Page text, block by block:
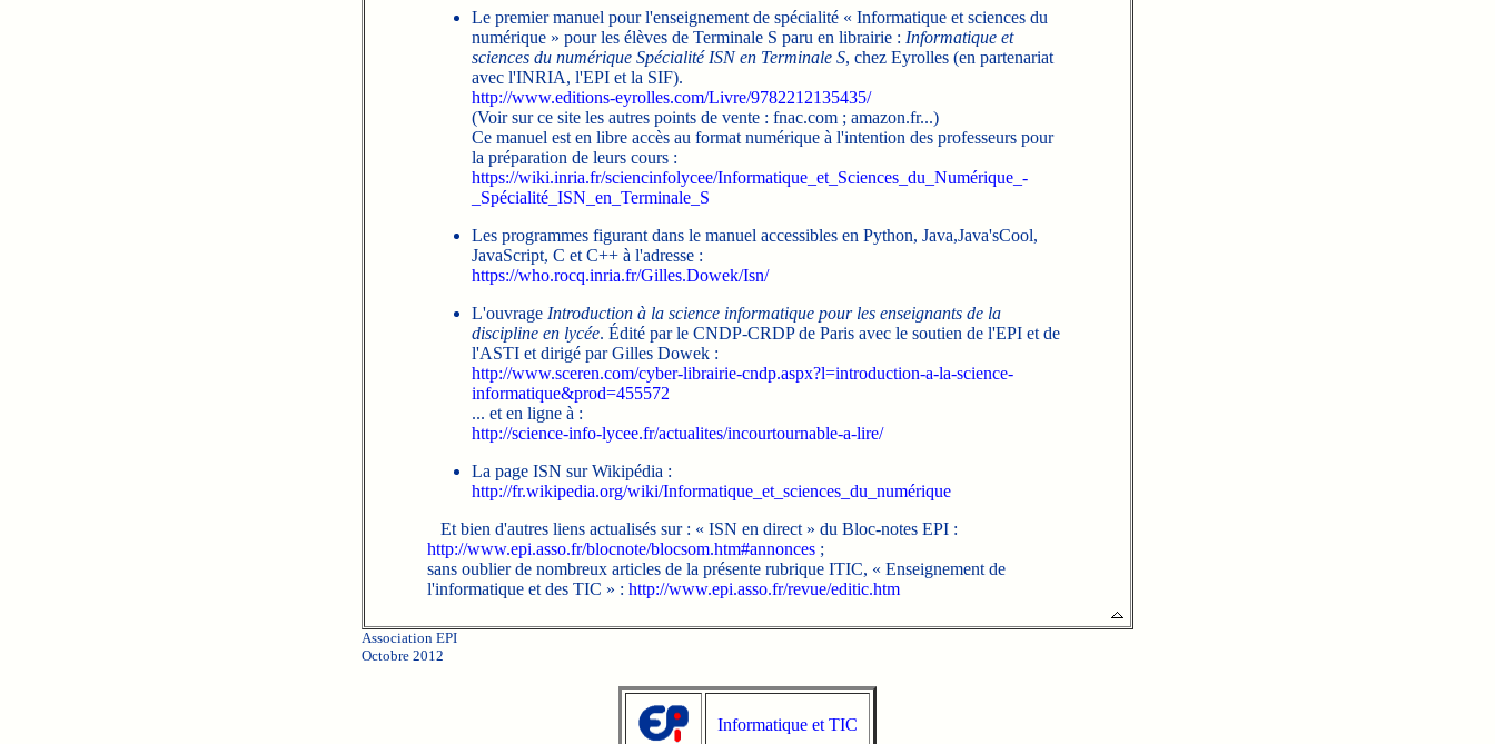
Le premier manuel pour l'enseignement de spécialité « Informatique et sciences du
numérique » pour les élèves de Terminale S paru en librairie : Informatique et
sciences du numérique Spécialité ISN en Terminale S, chez Eyrolles (en partenariat
avec l'INRIA, l'EPI et la SIF).
http://www.editions-eyrolles.com/Livre/9782212135435/
(Voir sur ce site les autres points de vente : fnac.com ; amazon.fr...)
Ce manuel est en libre accès au format numérique à l'intention des professeurs pour
la préparation de leurs cours :
https://wiki.inria.fr/sciencinfolycee/Informatique_et_Sciences_du_Numérique_-
_Spécialité_ISN_en_Terminale_S
Les programmes figurant dans le manuel accessibles en Python, Java,Java'sCool,
JavaScript, C et C++ à l'adresse :
https://who.rocq.inria.fr/Gilles.Dowek/Isn/
L'ouvrage Introduction à la science informatique pour les enseignants de la
discipline en lycée. Édité par le CNDP-CRDP de Paris avec le soutien de l'EPI et de
l'ASTI et dirigé par Gilles Dowek :
http://www.sceren.com/cyber-librairie-cndp.aspx?l=introduction-a-la-science-
informatique&prod=455572
... et en ligne à :
http://science-info-lycee.fr/actualites/incourtournable-a-lire/
La page ISN sur Wikipédia :
http://fr.wikipedia.org/wiki/Informatique_et_sciences_du_numérique
Et bien d'autres liens actualisés sur : « ISN en direct » du Bloc-notes EPI :
http://www.epi.asso.fr/blocnote/blocsom.htm#annonces;
sans oublier de nombreux articles de la présente rubrique ITIC, « Enseignement de
l'informatique et des TIC » : http://www.epi.asso.fr/revue/editic.htm
Association EPI
Octobre 2012
Informatique et TIC